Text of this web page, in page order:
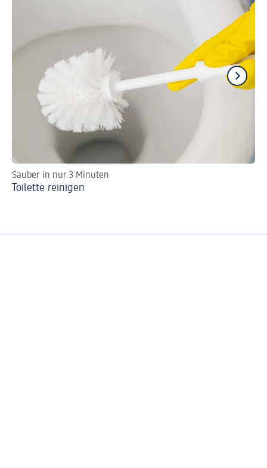
Sauber in nur 3 Minuten
Toilette reinigen